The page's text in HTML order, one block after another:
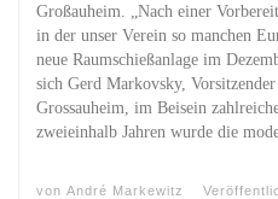
Großauheim. „Nach einer
in der unser Verein so manchen
neue Raumschießanlage im
sich Gerd Markovsky,
Grossauheim, im Beisein
zweieinhalb Jahren wurde die
von André Markewitz